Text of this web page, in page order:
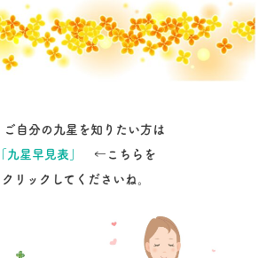
ご自分の九星を知りたい方は
「九星早見表」
←こちらを
クリックしてくださいね。